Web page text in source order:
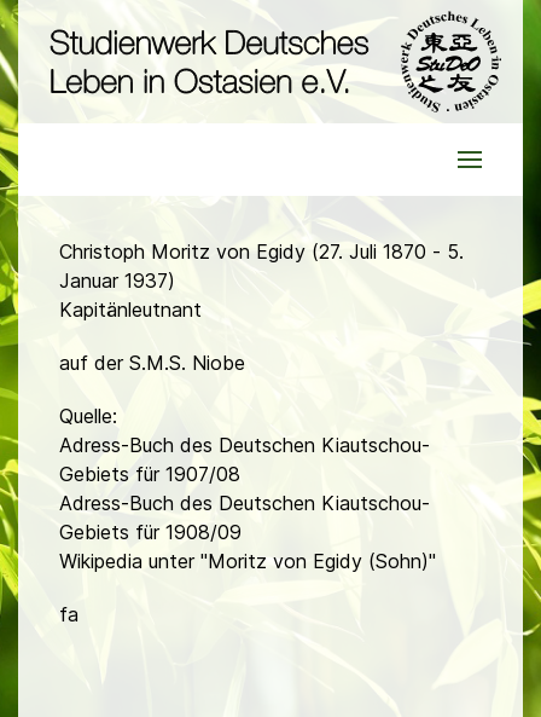
Christoph Moritz von Egidy (27. Juli 1870 - 5.
Januar 1937)
Kapitänleutnant
auf der S.M.S. Niobe
Quelle:
Adress-Buch des Deutschen Kiautschou-
Gebiets für 1907/08
Adress-Buch des Deutschen Kiautschou-
Gebiets für 1908/09
Wikipedia unter "Moritz von Egidy (Sohn)"
fa